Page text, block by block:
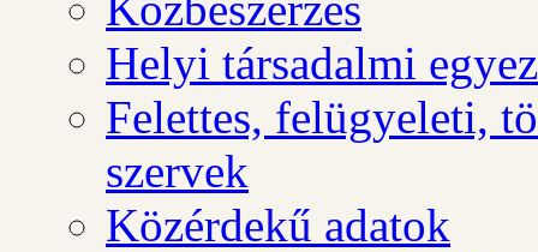
Helyi társadalmi
Felettes, felügyeleti,
szervek
Közérdekű adatok